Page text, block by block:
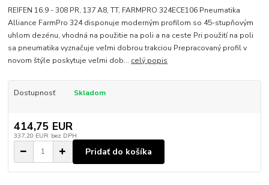
REIFEN 16.9 - 308 PR, 137 A8, TT, FARMPRO 324ECE106 Pneumatika
Alliance FarmPro 324 disponuje moderným profilom so 45-stupňovým
uhlom dezénu, vhodná na použitie na poli a na ceste Pri použití na poli
sa pneumatika vyznačuje veľmi dobrou trakciou Prepracovaný profil v
novom štýle poskytuje veľmi dob... celý popis
Dostupnosť Skladom
414,75 EUR
337,20 EUR bez DPH
Pridať do košíka